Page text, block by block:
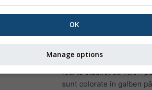
Lapse rateeste
kelvini la fiecare 100 m
de altitudine. Valoarea
de contur. Inversiunile
foarte stabile) au valori
sunt colorate în galben
OK
Manage options